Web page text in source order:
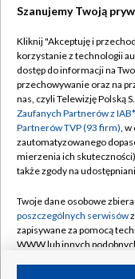
Abonament TVP
Emisja w TVP
Centrum
Naziemna
Rada Programowa
System NOS
Informacje o
Szanujemy Twoją
Kliknij "Akceptuję i
korzystanie z technologii
dostęp do informacji na
przechowywanie oraz na
nas, czyli Telewizję Polską
Zaufanych Partnerów z
Partnerów TVP (93 firm), w
zautomatyzowanego
mierzenia ich
także zgody na
Twoje dane osobowe
poszczególnych serwisów
zapisywane za pomocą
WWW lub innych